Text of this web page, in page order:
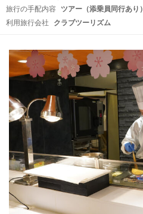
旅行の手配内容
ツアー（添乗員同行あり）
利用旅行会社
クラブツーリズム